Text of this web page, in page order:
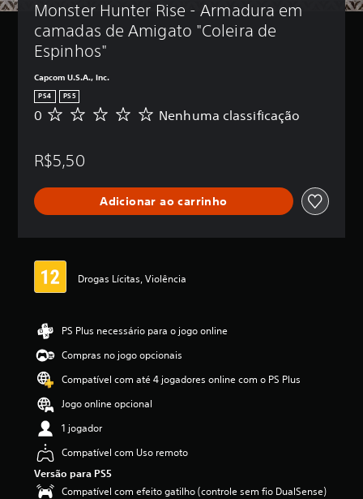
Monster Hunter Rise - Armadura em
camadas de Amigato "Coleira de
Espinhos"
Capcom U.S.A., Inc.
PS4 PS5
N
h
m
a
s
i
c
a
ç
ã
0 Nenhuma classificação
R$5,50
Adicionar ao carrinho
Drogas Lícitas, Violência
PS Plus necessário para o jogo online
Compras no jogo opcionais
Compatível com até 4 jogadores online com o PS Plus
Jogo online opcional
1 jogador
Compatível com Uso remoto
Versão para PS5
Compatível com efeito gatilho (controle sem fio DualSense)